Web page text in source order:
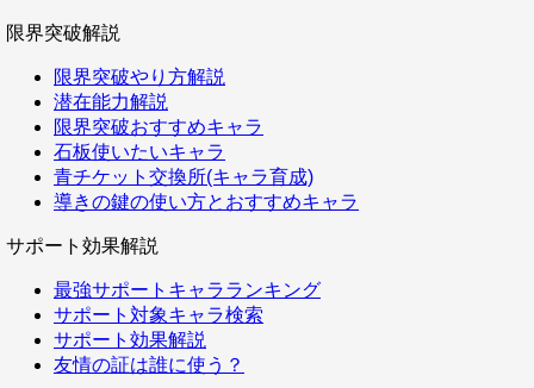
限界突破解説
限界突破やり方解説
潜在能力解説
限界突破おすすめキャラ
石板使いたいキャラ
青チケット交換所(キャラ育成)
導きの鍵の使い方とおすすめキャラ
サポート効果解説
最強サポートキャラランキング
サポート対象キャラ検索
サポート効果解説
友情の証は誰に使う？